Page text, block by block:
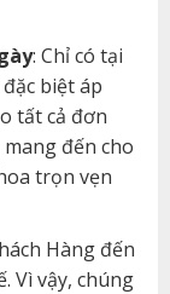
: Chỉ có tại
biệt áp
tất cả đơn
đến cho
trọn vẹn
Hàng đến
Vì vậy, chúng